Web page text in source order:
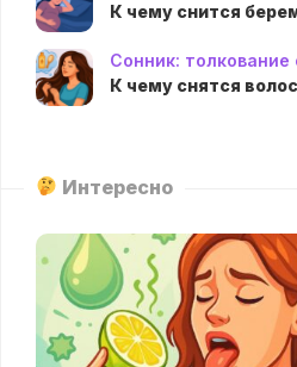
К чему снится
Сонник: толкование
К чему снятся
Интересно